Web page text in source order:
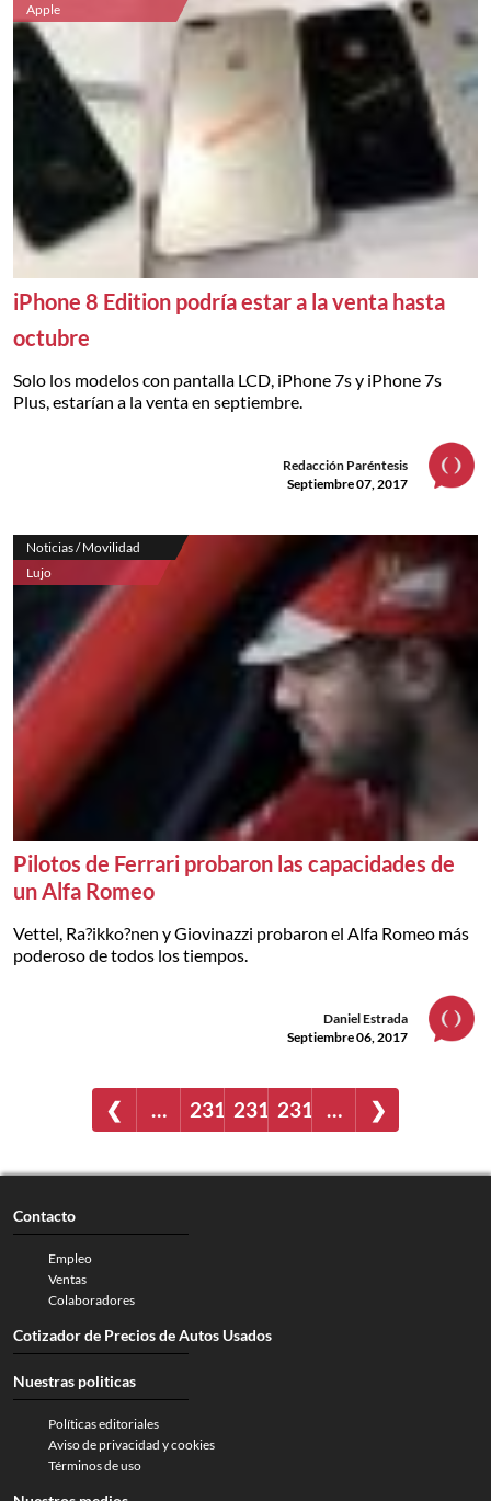
Apple
iPhone 8 Edition podría estar a la venta hasta
octubre
Solo los modelos con pantalla LCD, iPhone 7s y iPhone 7s
Plus, estarían a la venta en septiembre.
Redacción Paréntesis
Septiembre 07, 2017
Noticias / Movilidad
Lujo
Pilotos de Ferrari probaron las capacidades de
un Alfa Romeo
Vettel, Ra?ikko?nen y Giovinazzi probaron el Alfa Romeo más
poderoso de todos los tiempos.
Daniel Estrada
Septiembre 06, 2017
❮ … 231623172318 … ❯
Contacto
Empleo
Ventas
Colaboradores
Cotizador de Precios de Autos Usados
Nuestras politicas
Políticas editoriales
Aviso de privacidad y cookies
Términos de uso